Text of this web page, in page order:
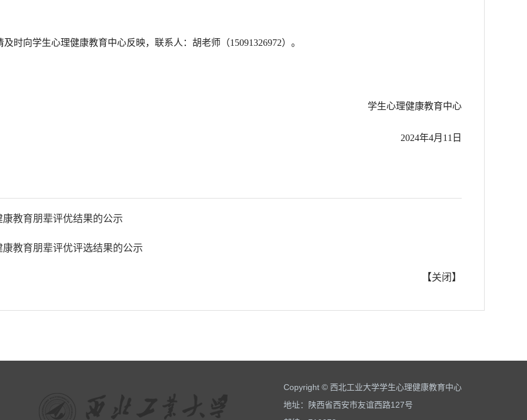
及时向学生心理健康教育中心反映，联系人：胡老师（1 5091326972）。
学生心理健康教育中心
2024年4月11日
教育朋辈评优结果的公示
教育朋辈评优评选结果的公示
【关闭 】
Copyright © 西北工业大学学生心理健康教育中心
地址：陕西省西安市友谊西路127号